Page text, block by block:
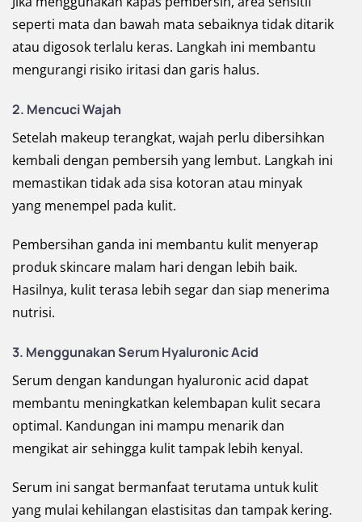
seperti mata dan bawah mata sebaiknya tidak ditarik
atau digosok terlalu keras. Langkah ini membantu
mengurangi risiko iritasi dan garis halus.
2. Mencuci Wajah
Setelah makeup terangkat, wajah perlu dibersihkan
kembali dengan pembersih yang lembut. Langkah ini
memastikan tidak ada sisa kotoran atau minyak
yang menempel pada kulit.
Pembersihan ganda ini membantu kulit menyerap
produk skincare malam hari dengan lebih baik.
Hasilnya, kulit terasa lebih segar dan siap menerima
nutrisi.
3. Menggunakan Serum Hyaluronic Acid
Serum dengan kandungan hyaluronic acid dapat
membantu meningkatkan kelembapan kulit secara
optimal. Kandungan ini mampu menarik dan
mengikat air sehingga kulit tampak lebih kenyal.
Serum ini sangat bermanfaat terutama untuk kulit
yang mulai kehilangan elastisitas dan tampak kering.